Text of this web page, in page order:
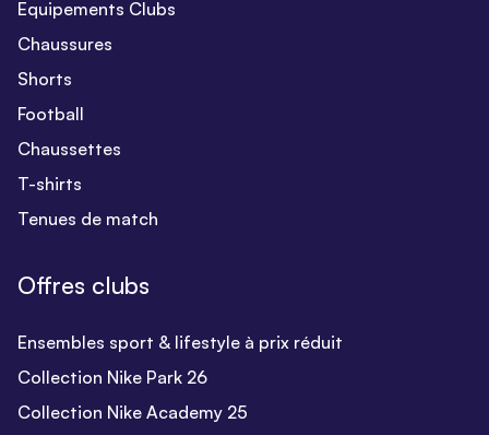
Equipements Clubs
Chaussures
Shorts
Football
Chaussettes
T-shirts
Tenues de match
Offres clubs
Ensembles sport & lifestyle à prix réduit
Collection Nike Park 26
Collection Nike Academy 25